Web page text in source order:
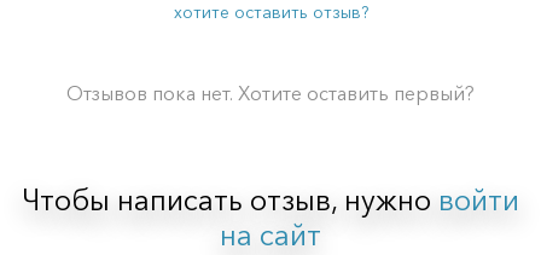
хотите оставить отзыв?
Отзывов пока нет. Хотите оставить первый?
Чтобы написать отзыв, нужно войти
на сайт